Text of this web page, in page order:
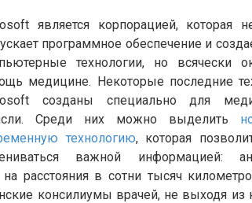
является корпорацией, которая
программное обеспечение и
технологии, но всячески
медицине. Некоторые последние
созданы специально для
Среди них можно выделить
технологию, которая
важной информацией:
расстояния в сотни тысяч
консилиумы врачей, не выходя из